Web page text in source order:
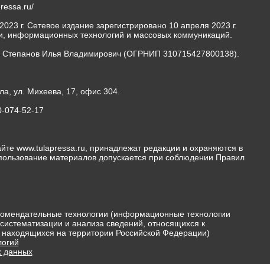
г. Сетевое издание зарегистрировано 10 апреля 2023 г.
информационных технологий и массовых коммуникаций.
Илья Владимирович (ОГРНИП 310715427800138).
ул. Михеева, 17, офис 304.
074-52-17
www.tulapressa.ru, принадлежат редакции и охраняются в
материалов допускается при соблюдении Правил
технологии (информационные технологии
и анализа сведений, относящихся к
на территории Российской Федерации)
данных